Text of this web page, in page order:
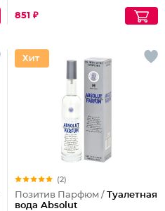
851 ₽
(2)
Позитив Парфюм / Туалетная
вода Absolut